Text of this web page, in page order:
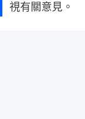
視有關意見。